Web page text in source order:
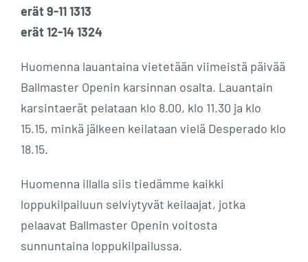
erät 9-11 1313
erät 12-14 1324
Huomenna lauantaina vietetään viimeistä päivää
Ballmaster Openin karsinnan osalta. Lauantain
karsintaerät pelataan klo 8.00, klo 11.30 ja klo
15.15, minkä jälkeen keilataan vielä Desperado klo
18.15.
Huomenna illalla siis tiedämme kaikki
loppukilpailuun selviytyvät keilaajat, jotka
pelaavat Ballmaster Openin voitosta
sunnuntaina loppukilpailussa.